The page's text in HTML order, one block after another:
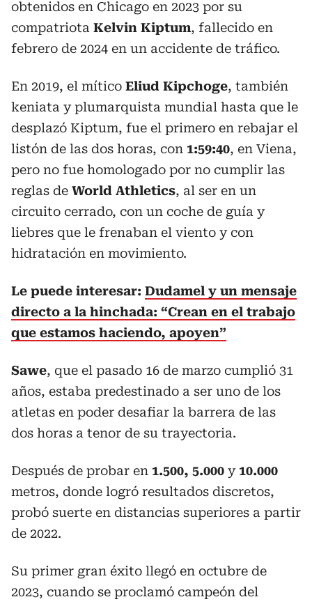
obtenidos en Chicago en 2023 por su
compatriota Kelvin Kiptum, fallecido en
febrero de 2024 en un accidente de tráfico.
En 2019, el mítico Eliud Kipchoge, también
keniata y plumarquista mundial hasta que le
desplazó Kiptum, fue el primero en rebajar el
listón de las dos horas, con 1:59:40, en Viena,
pero no fue homologado por no cumplir las
reglas de World Athletics, al ser en un
circuito cerrado, con un coche de guía y
liebres que le frenaban el viento y con
hidratación en movimiento.
Le puede interesar: Dudamel y un mensaje
directo a la hinchada: “Crean en el trabajo
que estamos haciendo, apoyen”
Sawe, que el pasado 16 de marzo cumplió 31
años, estaba predestinado a ser uno de los
atletas en poder desafiar la barrera de las
dos horas a tenor de su trayectoria.
Después de probar en 1.500, 5.000 y 10.000
metros, donde logró resultados discretos,
probó suerte en distancias superiores a partir
de 2022.
Su primer gran éxito llegó en octubre de
2023, cuando se proclamó campeón del